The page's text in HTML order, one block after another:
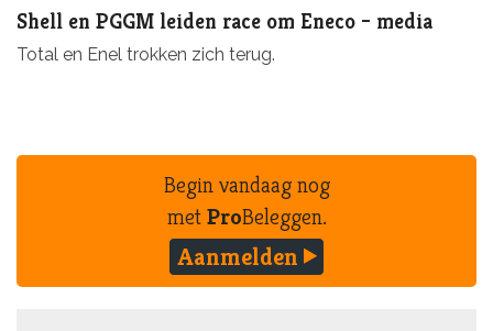
Over ons
Shell en PGGM leiden race om Eneco – media
Total en Enel trokken zich terug.
Begin vandaag nog
metProBeleggen.
Aanmelden